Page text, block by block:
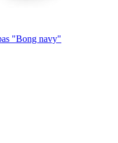
"Bong navy"